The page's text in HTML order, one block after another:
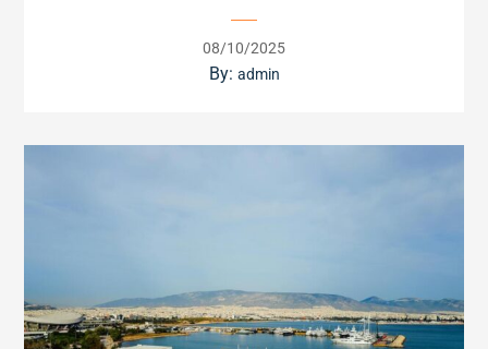
Posted
on
08/10/2025
By: admin